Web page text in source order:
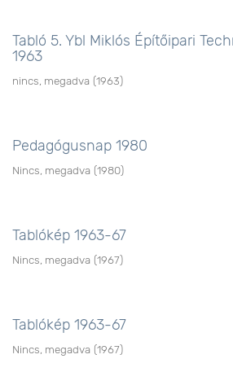
Tabló 5. Ybl Miklós Építőipari
1963
nincs, megadva (1963)
Pedagógusnap 1980
Nincs, megadva (1980)
Tablókép 1963-67
Nincs, megadva (1967)
Tablókép 1963-67
Nincs, megadva (1967)